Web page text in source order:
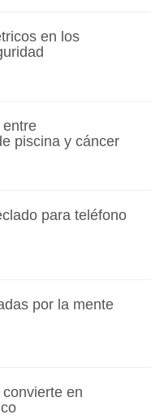
en los
piscina y cáncer
para teléfono
por la mente
en